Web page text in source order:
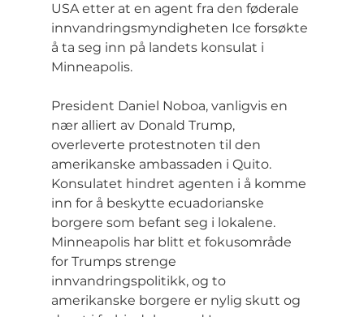
USA etter at en agent fra den føderale
innvandringsmyndigheten Ice forsøkte
å ta seg inn på landets konsulat i
Minneapolis.
President Daniel Noboa, vanligvis en
nær alliert av Donald Trump,
overleverte protestnoten til den
amerikanske ambassaden i Quito.
Konsulatet hindret agenten i å komme
inn for å beskytte ecuadorianske
borgere som befant seg i lokalene.
Minneapolis har blitt et fokusområde
for Trumps strenge
innvandringspolitikk, og to
amerikanske borgere er nylig skutt og